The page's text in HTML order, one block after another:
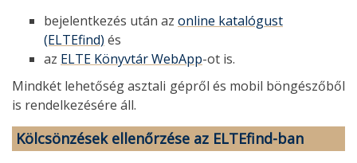
bejelentkezés után az online katalógust
(ELTEfind) és
az ELTE Könyvtár WebApp-ot is.
Mindkét lehetőség asztali gépről és mobil böngészőből
is rendelkezésére áll.
Kölcsönzések ellenőrzése az ELTEfind-ban